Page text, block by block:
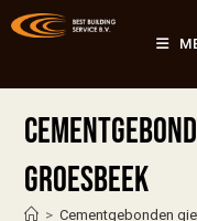
Groesbeek
> Cementgebonden